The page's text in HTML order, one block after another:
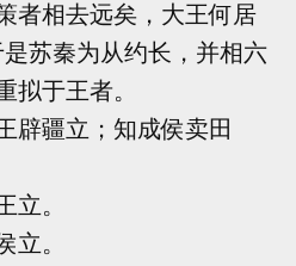
者相去远矣，大王何居
苏秦为从约长，并相六
拟于王者。
疆立；知成侯卖田
。
。